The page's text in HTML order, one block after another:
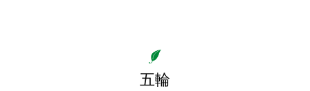
五輪